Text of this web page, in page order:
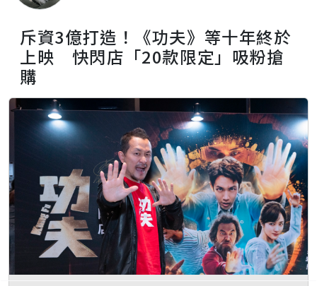
斥資3億打造！《功夫》等十年終於
上映 快閃店「20款限定」吸粉搶
購